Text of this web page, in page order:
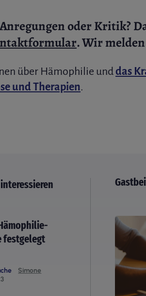
oder Kritik?
. Wir
über Hämophilie unddas
und Therapien.
festgelegt
Simone